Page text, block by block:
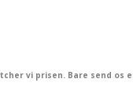
vi prisen. Bare send os